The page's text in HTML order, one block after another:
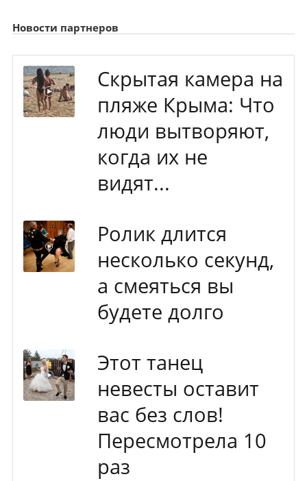
Новости партнеров
Скрытая камера на
пляже Крыма: Что
люди вытворяют,
когда их не
видят...
Ролик длится
несколько секунд,
а смеяться вы
будете долго
Этот танец
невесты оставит
вас без слов!
Пересмотрела 10
раз